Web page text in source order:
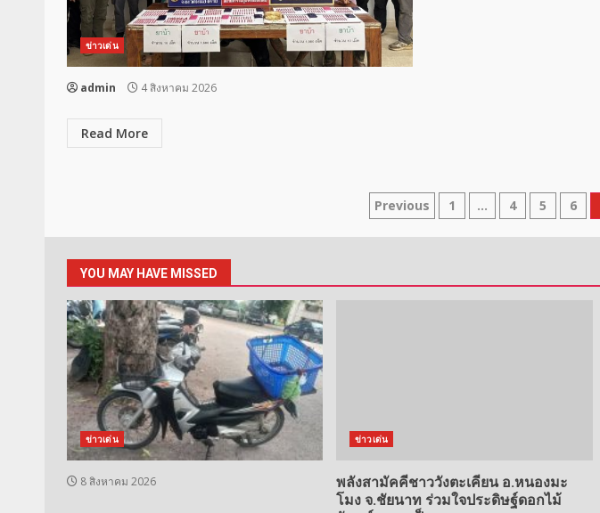
ข่าวเด่น
admin 4 สิงหาคม 2026
Read More
Posts
pagination
Previous 1 … 4 5 6
YOU MAY HAVE MISSED
ข่าวเด่น
8 สิงหาคม 2026
ข่าวเด่น
พลังสามัคคีชาววังตะเคียน อ.หนองมะ
โมง จ.ชัยนาท ร่วมใจประดิษฐ์ดอกไม้